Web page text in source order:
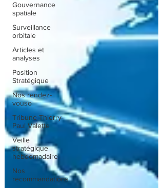
Gouvernance
spatiale
Surveillance
orbitale
Articles et
analyses
Position
Stratégique
Nos rendez-
vouso
Tribune Thierry-
Paul Valette
Veille
stratégique
hebdomadaire
Nos
recommandations